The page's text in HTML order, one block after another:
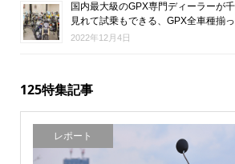
国内最大級のGPX専門ディーラーが
見れて試乗もできる、GPX全車種揃
2022年12月4日
125特集記事
レポート